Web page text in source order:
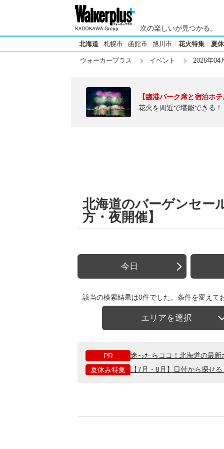
次の楽しいが見つかる。
北海道 札幌市 函館市 旭川市 花火特集 夏
ウォーカープラス イベント 2026年04
【臨港パーク席と宿泊ホ
花火を間近で堪能できる
北海道のバーゲンセー
方・夜開催】
今日
該当の検索結果は0件でした。条件を変えて
エリアを選択
PR
迷ったらココ！北海道の最
夏休み特集
【7月・8月】日付から探せ